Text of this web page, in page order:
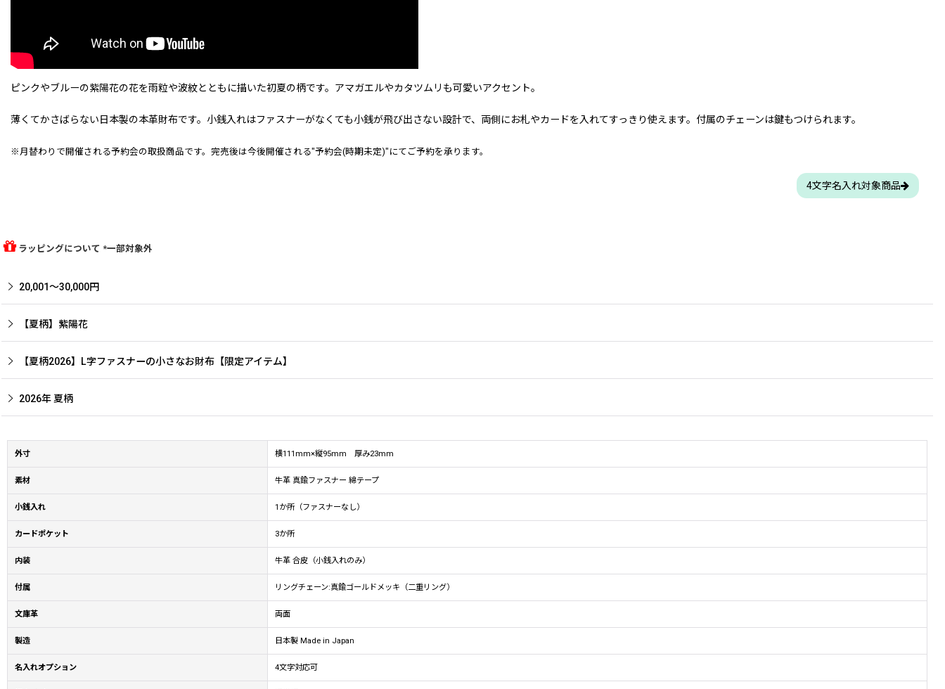
ピンクやブルーの紫陽花の花を雨粒や波紋とともに描いた初夏の柄です。アマガエルやカタツムリも可愛いアクセント。
薄くてかさばらない日本製の本革財布です。小銭入れはファスナーがなくても小銭が飛び出さない設計で、両側にお札やカードを入れてすっきり使えます。付属のチェーンは鍵もつけられます。
※月替わりで開催される予約会の取扱商品です。完売後は今後開催される"予約会(時期未定)"にてご予約を承ります。
4文字名入れ対象商品
ラッピングについて *一部対象外
20,001〜30,000円
【夏柄】紫陽花
【夏柄2026】L字ファスナーの小さなお財布【限定アイテム】
2026年 夏柄
外寸 横111mm×縦95mm 厚み23mm
素材 牛革 真鍮ファスナー 綿テープ
小銭入れ 1か所（ファスナーなし）
カードポケット 3か所
内装 牛革 合皮（小銭入れのみ）
付属 リングチェーン:真鍮ゴールドメッキ（二重リング）
文庫革 両面
製造 日本製 Made in Japan
名入れオプション 4文字対応可